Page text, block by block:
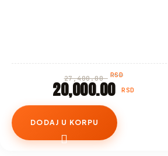
27,400.00 RSD
20,000.00 RSD
DODAJ U KORPU